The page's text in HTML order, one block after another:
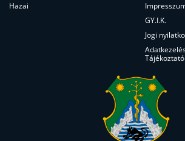
Hazai
GY.I.K.
Jogi
Tájékoztató